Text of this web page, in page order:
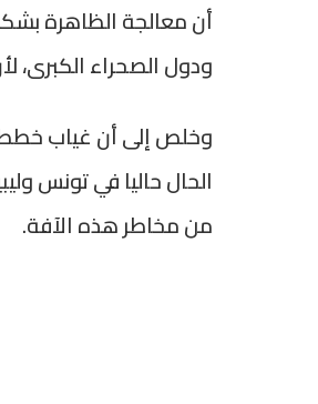
أن معالجة الظاهرة
ودول الصحراء الكبرى،
وخلص إلى أن غياب
الحال حاليا في تونس
من مخاطر هذه الآفة.